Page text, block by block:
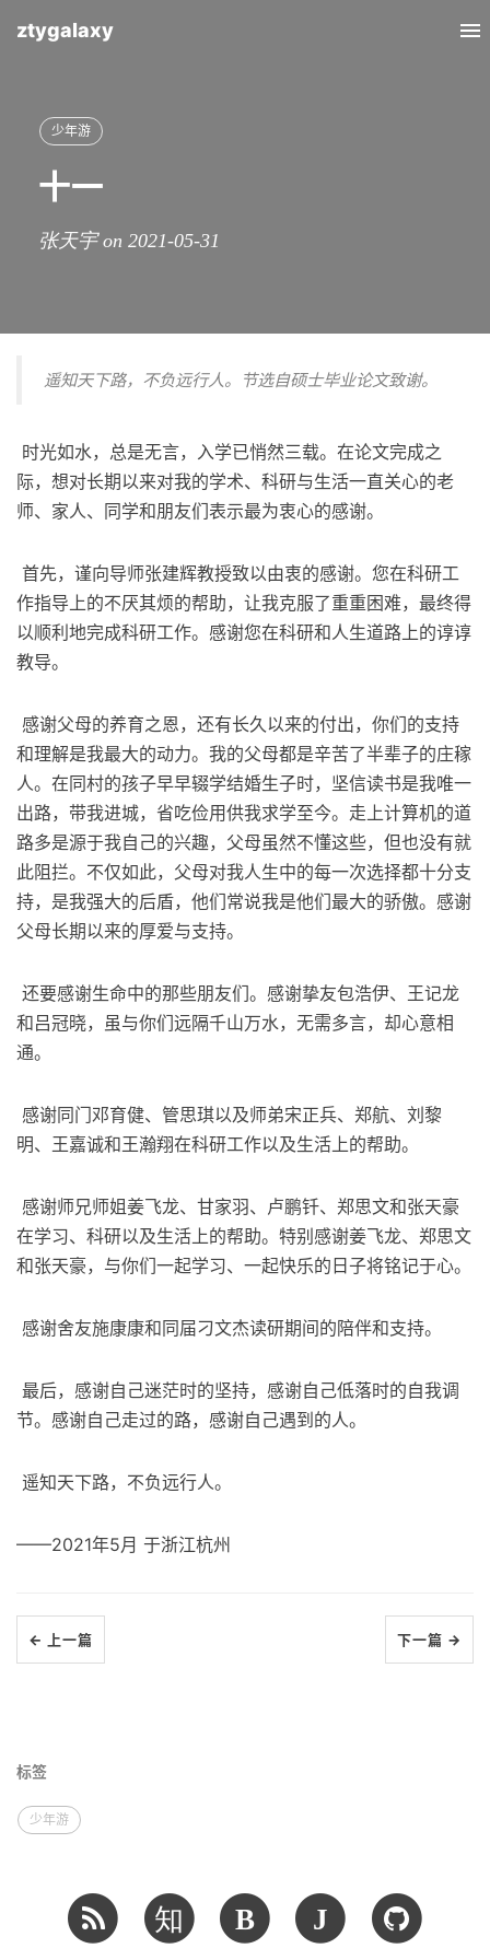
少年游
十一
张天宇 on 2021-05-31
ztygalaxy
遥知天下路，不负远行人。节选自硕士毕业论文致谢。
​ 时光如水，总是无言，入学已悄然三载。在论文完成之
际，想对长期以来对我的学术、科研与生活一直关心的老
师、家人、同学和朋友们表示最为衷心的感谢。
​ 首先，谨向导师张建辉教授致以由衷的感谢。您在科研工
作指导上的不厌其烦的帮助，让我克服了重重困难，最终得
以顺利地完成科研工作。感谢您在科研和人生道路上的谆谆
教导。
​ 感谢父母的养育之恩，还有长久以来的付出，你们的支持
和理解是我最大的动力。我的父母都是辛苦了半辈子的庄稼
人。在同村的孩子早早辍学结婚生子时，坚信读书是我唯一
出路，带我进城，省吃俭用供我求学至今。走上计算机的道
路多是源于我自己的兴趣，父母虽然不懂这些，但也没有就
此阻拦。不仅如此，父母对我人生中的每一次选择都十分支
持，是我强大的后盾，他们常说我是他们最大的骄傲。感谢
父母长期以来的厚爱与支持。
​ 还要感谢生命中的那些朋友们。感谢挚友包浩伊、王记龙
和吕冠晓，虽与你们远隔千山万水，无需多言，却心意相
通。
​ 感谢同门邓育健、管思琪以及师弟宋正兵、郑航、刘黎
明、王嘉诚和王瀚翔在科研工作以及生活上的帮助。
​ 感谢师兄师姐姜飞龙、甘家羽、卢鹏钎、郑思文和张天豪
在学习、科研以及生活上的帮助。特别感谢姜飞龙、郑思文
和张天豪，与你们一起学习、一起快乐的日子将铭记于心。
​ 感谢舍友施康康和同届刁文杰读研期间的陪伴和支持。
​ 最后，感谢自己迷茫时的坚持，感谢自己低落时的自我调
节。感谢自己走过的路，感谢自己遇到的人。
​ 遥知天下路，不负远行人。
——2021年5月 于浙江杭州
← 上一篇 下一篇 →
标签
少年游
知 B J